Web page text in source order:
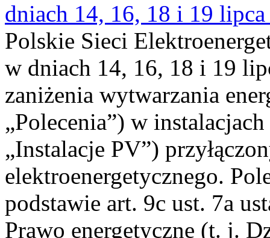
dniach 14, 16, 18 i 19
Polskie Sieci
w dniach 14, 16, 18 i 19
zaniżenia wytwarzania
„Polecenia”) w
„Instalacje PV”)
elektroenergetycznego.
podstawie art. 9c ust. 7a
Prawo energetyczne (t. j.